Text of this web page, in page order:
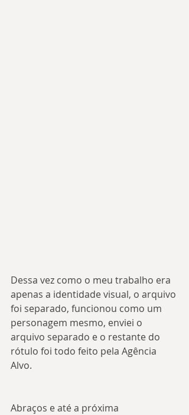
Dessa vez como o meu trabalho era
apenas a identidade visual, o arquivo
foi separado, funcionou como um
personagem mesmo, enviei o
arquivo separado e o restante do
rótulo foi todo feito pela Agência
Alvo.
Abraços e até a próxima